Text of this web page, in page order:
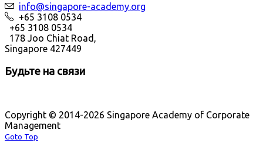
info@singapore-academy.org
+65 3108 0534
+65 3108 0534
178 Joo Chiat Road,
Singapore 427449
Будьте на связи
Copyright © 2014-2026 Singapore Academy of Corporate
Management
Goto Top